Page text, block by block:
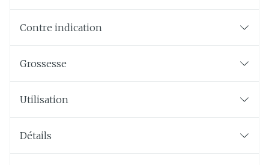
Contre indication
Grossesse
Utilisation
Détails